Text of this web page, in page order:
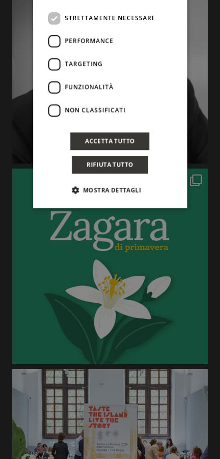
STRETTAMENTE NECESSARI
PERFORMANCE
TARGETING
FUNZIONALITÀ
NON CLASSIFICATI
ACCETTA TUTTO
RIFIUTA TUTTO
MOSTRA DETTAGLI